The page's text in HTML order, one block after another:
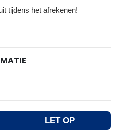
uit tijdens het afrekenen!
LET OP